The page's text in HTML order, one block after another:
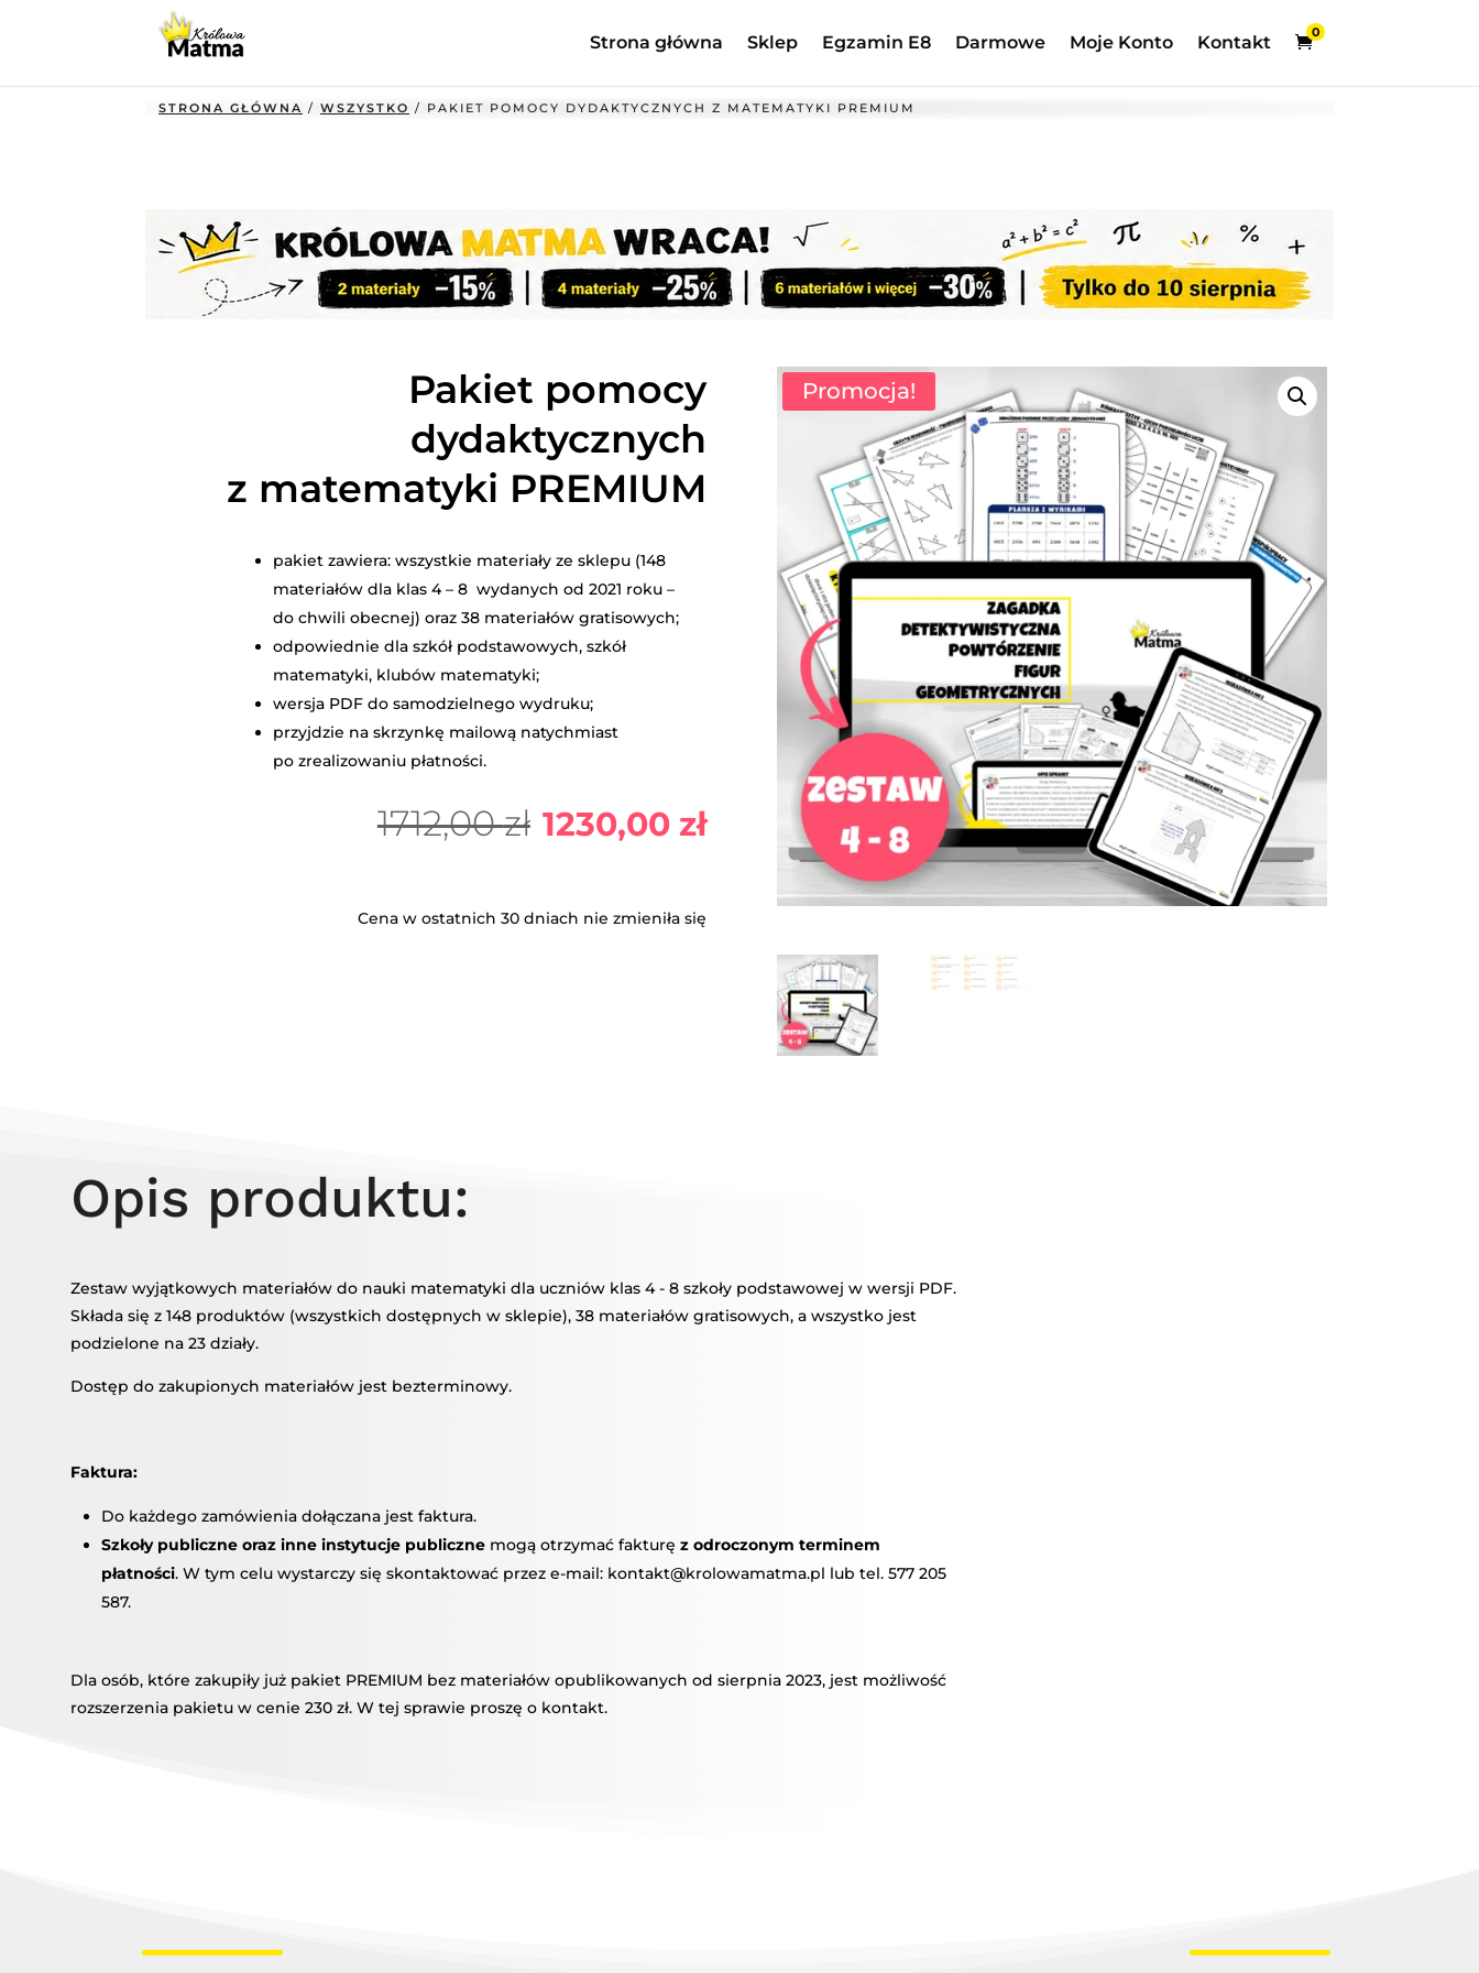
Strona główna Sklep Egzamin E8 Darmowe Moje Konto Kontakt
0
STRONA GŁÓWNA / WSZYSTKO / PAKIET POMOCY DYDAKTYCZNYCH Z MATEMATYKI PREMIUM
Pakiet pomocy
dydaktycznych
z matematyki PREMIUM
pakiet zawiera: wszystkie materiały ze sklepu (148
materiałów dla klas 4 – 8 wydanych od 2021 roku –
do chwili obecnej) oraz 38 materiałów gratisowych;
odpowiednie dla szkół podstawowych, szkół
matematyki, klubów matematyki;
wersja PDF do samodzielnego wydruku;
przyjdzie na skrzynkę mailową natychmiast
po zrealizowaniu płatności.
1712,00zł Pierwotna
1230,00 złAktualna
cena
wynosi:
1230,00 zł.
Cena w ostatnich 30 dniach nie zmieniła się
Promocja!
Opis produktu:
Zestaw wyjątkowych materiałów do nauki matematyki dla uczniów klas 4 - 8 szkoły podstawowej w wersji PDF.
Składa się z 148 produktów (wszystkich dostępnych w sklepie), 38 materiałów gratisowych, a wszystko jest
podzielone na 23 działy.
Dostęp do zakupionych materiałów jest bezterminowy.
Faktura:
Do każdego zamówienia dołączana jest faktura.
Szkoły publiczne oraz inne instytucje publicznemogą otrzymać fakturę z odroczonym terminem
płatności. W tym celu wystarczy się skontaktować przez e-mail: kontakt@krolowamatma.pl lub tel. 577 205
587.
Dla osób, które zakupiły już pakiet PREMIUM bez materiałów opublikowanych od sierpnia 2023, jest możliwość
rozszerzenia pakietu w cenie 230 zł. W tej sprawie proszę o kontakt.